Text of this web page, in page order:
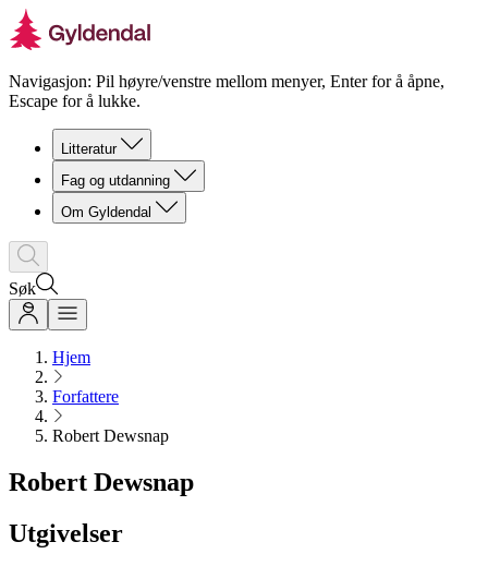
Navigasjon: Pil høyre/venstre mellom menyer, Enter for å åpne,
Escape for å lukke.
Litteratur
Fag og utdanning
Om Gyldendal
Søk
Hjem
Forfattere
Robert Dewsnap
Robert Dewsnap
Utgivelser